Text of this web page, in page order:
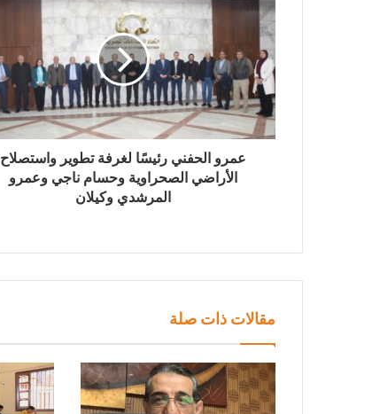
عمرو الحفني رئيسًا لغرفة تطوير واستصلاح
الأراضي الصحراوية وحسام ناجي وعمرو
المرشدي وكيلان
مقالات ذات صلة